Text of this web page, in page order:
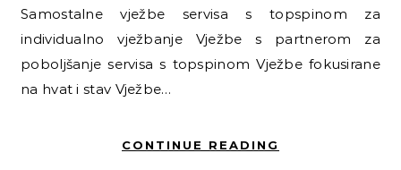
Samostalne vježbe servisa s topspinom za
individualno vježbanje Vježbe s partnerom za
poboljšanje servisa s topspinom Vježbe fokusirane
na hvat i stav Vježbe…
CONTINUE READING